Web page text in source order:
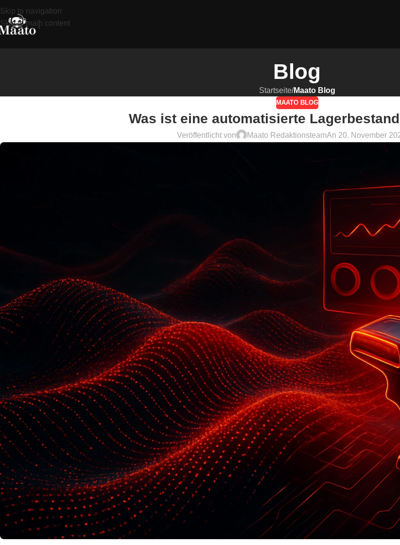
Skip to navigation
Skip to main content
Blog
Startseite/Maato Blog
MAATO BLOG
Was ist eine automatisierte
Veröffentlicht von Maato RedaktionsteamAn 20. November